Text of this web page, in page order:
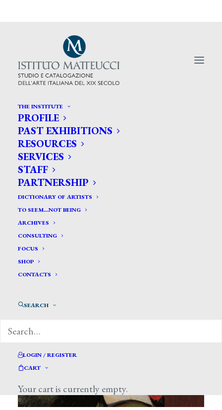
THE INSTITUTE
PROFILE
PAST EXHIBITIONS
RESOURCES
SERVICES
STAFF
PARTNERSHIP
DICTIONARY OF ARTISTS
TO SEEM…NOT BEING
ARCHIVES
CONSULTING
FOCUS
SHOP
CONTACTS
SEARCH
LOGIN / REGISTER
CART
Your cart is currently empty.
Giovanna Bacci di Capaci riporta